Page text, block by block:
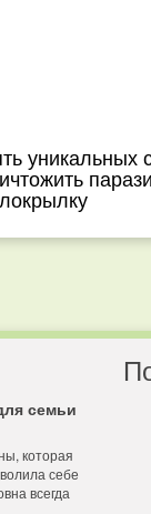
уникальных
семьи
которая
себе
всегда